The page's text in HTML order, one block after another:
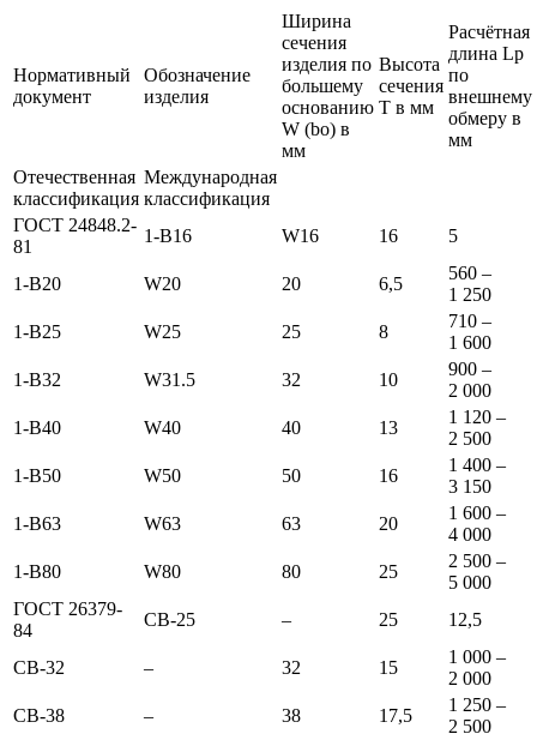
Нормативный
документ
Обозначение
изделия
Ширина
сечения
изделия по
большему
основанию
W (bo) в
мм
Высота
сечения
Т в мм
Расчётная
длина Lp
по
внешнему
обмеру в
мм
Отечественная
классификация
Международная
классификация
ГОСТ 24848.2-
81
1-В16 W16 16 5
1-В20 W20 20 6,5
560 –
1 250
1-В25
W25 25 8
710 –
1 600
1-В32
W31.5 32 10
900 –
2 000
1-В40
W40 40 13
1 120 –
2 500
1-В50
W50 50 16
1 400 –
3 150
1-В63
W63 63 20
1 600 –
4 000
1-В80
W80 80 25
2 500 –
5 000
ГОСТ 26379-
84
СВ-25 – 25 12,5
СВ-32 – 32 15
1 000 –
2 000
СВ-38
– 38 17,5
1 250 –
2 500